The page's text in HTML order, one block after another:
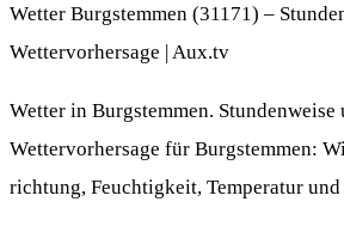
Wetter Burgstemmen (31171) –
Wettervorhersage | Aux.tv
Wetter in Burgstemmen.
Wettervorhersage für Burgstemmen:
richtung, Feuchtigkeit, Temperatur